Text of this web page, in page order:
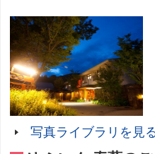
写真ライブラリを見